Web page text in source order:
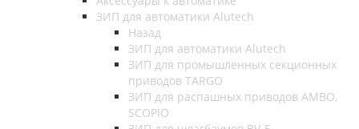
ЗИП для автоматики Alutech
Назад
ЗИП для автоматики Alutech
ЗИП для промышленных секционных
приводов TARGO
ЗИП для распашных приводов AMBO,
SCOPIO